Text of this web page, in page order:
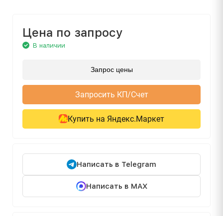
Цена по запросу
В наличии
Запрос цены
Запросить КП/Счет
Купить на Яндекс.Маркет
Написать в Telegram
Написать в MAX